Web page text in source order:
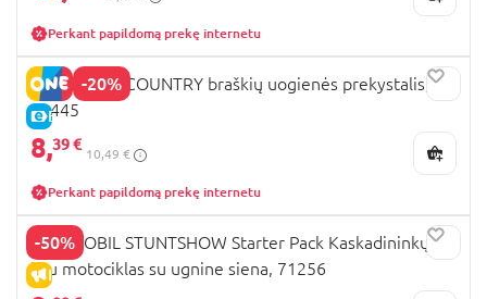
Perkant papildomą prekę internetu
-20%
E-KAINA
PLAYMOBIL COUNTRY braškių uogienės prekystalis,
71445
8,39 €
10,49 €
Perkant papildomą prekę internetu
-50%
IŠPARDAVIMAS
PLAYMOBIL STUNTSHOW Starter Pack Kaskadininkų
šou motociklas su ugnine siena, 71256